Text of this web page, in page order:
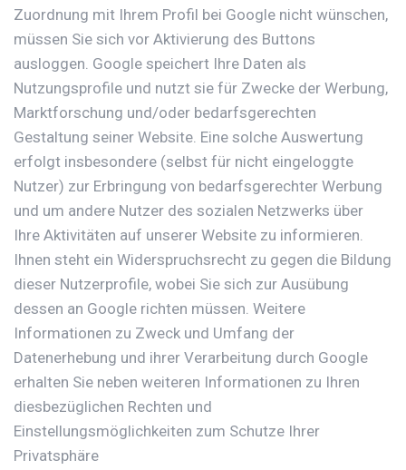
Zuordnung mit Ihrem Profil bei Google nicht wünschen,
müssen Sie sich vor Aktivierung des Buttons
ausloggen. Google speichert Ihre Daten als
Nutzungsprofile und nutzt sie für Zwecke der Werbung,
Marktforschung und/oder bedarfsgerechten
Gestaltung seiner Website. Eine solche Auswertung
erfolgt insbesondere (selbst für nicht eingeloggte
Nutzer) zur Erbringung von bedarfsgerechter Werbung
und um andere Nutzer des sozialen Netzwerks über
Ihre Aktivitäten auf unserer Website zu informieren.
Ihnen steht ein Widerspruchsrecht zu gegen die Bildung
dieser Nutzerprofile, wobei Sie sich zur Ausübung
dessen an Google richten müssen. Weitere
Informationen zu Zweck und Umfang der
Datenerhebung und ihrer Verarbeitung durch Google
erhalten Sie neben weiteren Informationen zu Ihren
diesbezüglichen Rechten und
Einstellungsmöglichkeiten zum Schutze Ihrer
Privatsphäre